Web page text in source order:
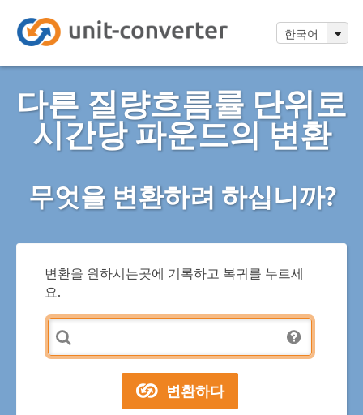
한국어
다른 질량흐름률 단위로
시간당 파운드의 변환
무엇을 변환하려 하십니까?
변환을 원하시는곳에 기록하고 복귀를 누르세
요.